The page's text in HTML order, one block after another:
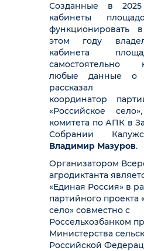
Созданные в
кабинеты
функционировать
этом году
кабинета
самостоятельно
любые данные о
рассказал
координатор
«Российское
комитета по АПК в
Собрании
Владимир Мазуров.
Организатором
агродиктанта
«Единая Россия» в
партийного проекта
село» совместно с
Россельхозбанком
Министерства
Российской